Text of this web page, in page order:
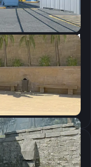
1.4
1
6/11
0
1